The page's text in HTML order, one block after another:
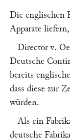
Die englischen
Apparate
Director v.
Deutsche
bereits
dass diese zur
würden.
Als ein
deutsche